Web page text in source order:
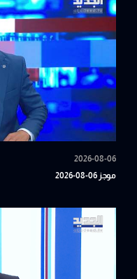
2026-08-06
موجز 06-08-2026